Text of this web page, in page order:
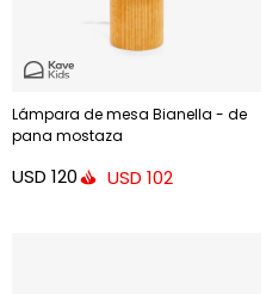
Lámpara de mesa Bianella - de
pana mostaza
USD 120 USD 102